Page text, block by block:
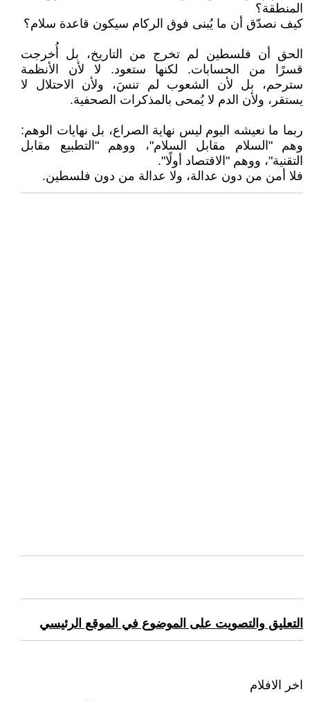
المنطقة؟
كيف نصدّق أن ما يُبنى فوق الركام سيكون قاعدة سلام؟
الحق أن فلسطين لم تخرج من التاريخ، بل أُخرجت
قسرًا من الحسابات. لكنها ستعود. لا لأن الأنظمة
سترحم، بل لأن الشعوب لم تنسَ، ولأن الاحتلال لا
يستقر، ولأن الدم لا يُمحى بالمذكرات الصحفية.
ربما ما نعيشه اليوم ليس نهاية الصراع، بل نهايات الوهم:
وهم "السلام مقابل السلام"، ووهم "التطبيع مقابل
التقنية"، ووهم "الاقتصاد أولًا".
فلا أمن من دون عدالة، ولا عدالة من دون فلسطين.
التعليق والتصويت على الموضوع في الموقع الرئيسي
اخر الافلام